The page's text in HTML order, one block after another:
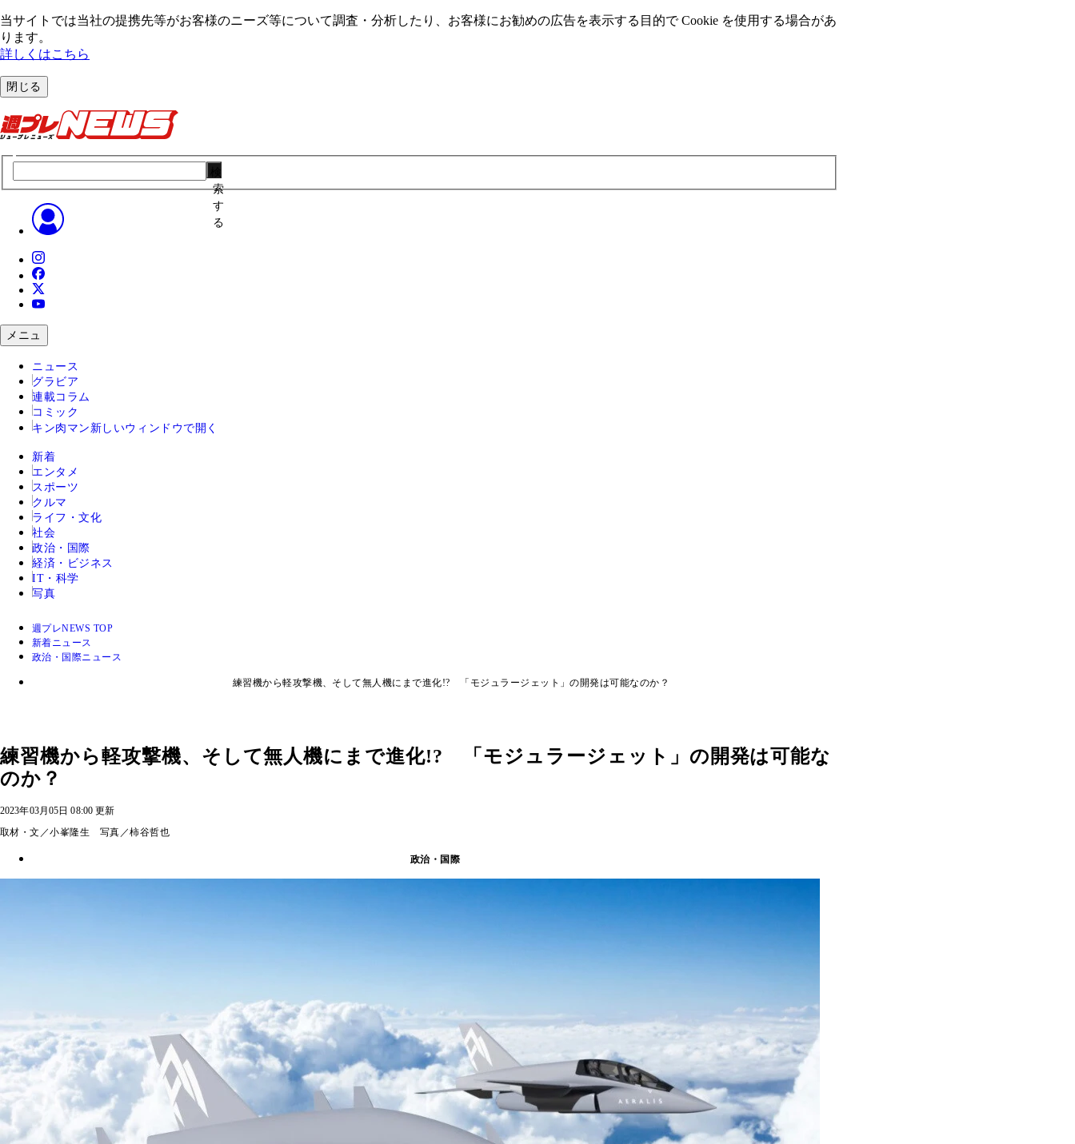
当サイトでは当社の提携先等がお客様のニーズ等について調査・分析したり、お客様にお勧めの広告を表⽰する⽬的で Cookie を使⽤する場合があ
ります。
詳しくはこちら
閉じる
索
す
る
メニュ
ニュース
グラビア
連載コラム
コミック
キン肉マン 新しいウィンドウで開く
新着
エンタメ
スポーツ
クルマ
ライフ・文化
社会
政治・国際
経済・ビジネス
IT・科学
写真
週プレNEWS TOP
新着ニュース
政治・国際ニュース
練習機から軽攻撃機、そして無人機にまで進化!? 「モジュラージェット」の開発は可能なのか？
練習機から軽攻撃機、そして無人機にまで進化!? 「モジュラージェット」の開発は可能な
のか？
2023年03月05日 08:00 更新
取材・文／小峯隆生 写真／柿谷哲也
政治・国際